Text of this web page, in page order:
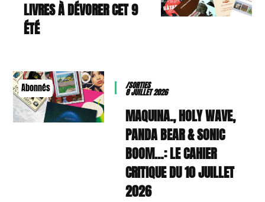
9 LIVRES À DÉVORER CET
ÉTÉ
Abonnés /SORTIES
8 JUILLET 2026
MAQUINA., HOLY WAVE,
PANDA BEAR & SONIC
BOOM…: LE CAHIER
CRITIQUE DU 10 JUILLET
2026